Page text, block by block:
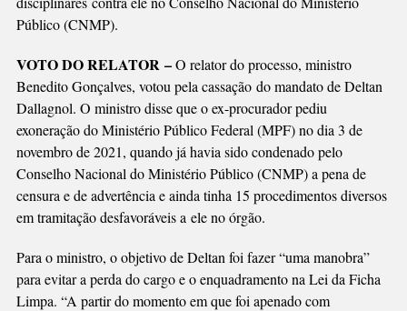
Público (CNMP).
VOTO DO RELATOR –O relator do processo, ministro
Benedito Gonçalves, votou pela cassação do mandato de Deltan
Dallagnol. O ministro disse que o ex-procurador pediu
exoneração do Ministério Público Federal (MPF) no dia 3 de
novembro de 2021, quando já havia sido condenado pelo
Conselho Nacional do Ministério Público (CNMP) a pena de
censura e de advertência e ainda tinha 15 procedimentos diversos
em tramitação desfavoráveis a ele no órgão.
Para o ministro, o objetivo de Deltan foi fazer “uma manobra”
para evitar a perda do cargo e o enquadramento na Lei da Ficha
Limpa. “A partir do momento em que foi apenado com